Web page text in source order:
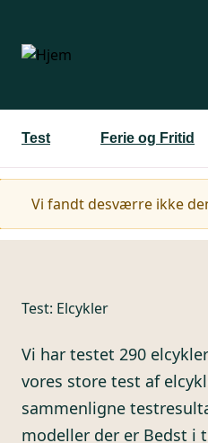
hovedindhold
Test Ferie og Fritid
Advarselsmeddelelse
Vi fandt desværre ikke
Test: Elcykler
Vi har testet 290
vores store test af
sammenligne
modeller der er Bedst i